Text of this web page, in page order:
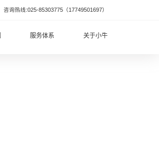
咨询热线:025-85303775（17749501697）
服务体系 关于小牛